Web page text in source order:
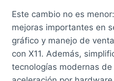
Este cambio no es
mejoras importantes en
gráfico y manejo de
con X11. Además,
tecnologías modernas